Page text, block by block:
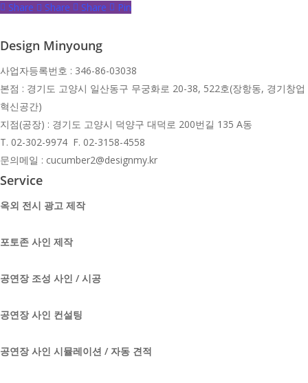
Share
Share Share Pin
Design Minyoung
사업자등록번호 : 346-86-03038
본점 : 경기도 고양시 일산동구 무궁화로 20-38, 522호(장항동, 경기창업
혁신공간)
지점(공장) : 경기도 고양시 덕양구 대덕로 200번길 135 A동
T. 02-302-9974 F. 02-3158-4558
문의메일 : cucumber2@designmy.kr
Service
옥외 전시 광고 제작
포토존 사인 제작
공연장 조성 사인 / 시공
공연장 사인 컨설팅
공연장 사인 시뮬레이션 / 자동 견적